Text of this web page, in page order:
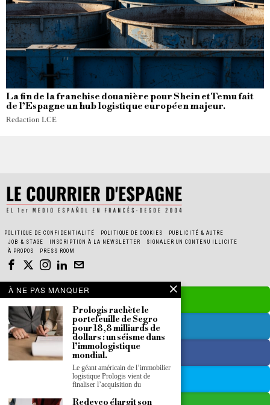
La fin de la franchise douanière pour Shein et Temu fait
de l’Espagne un hub logistique européen majeur.
Redaction LCE
POLITIQUE DE CONFIDENTIALITÉ POLITIQUE DE COOKIES
PUBLICITÉ & AUTRE
JOB & STAGE
INSCRIPTION À LA NEWSLETTER
SIGNALER UN CONTENU ILLICITE
À PROPOS
PRESS ROOM
À NE PAS MANQUER
Prologis rachète le
portefeuille de Segro
pour 18,8 milliards de
dollars : un séisme dans
l’immologistique
mondial.
Le géant américain de l’immobilier
logistique Prologis vient de
finaliser l’acquisition du
Redevco élargit son